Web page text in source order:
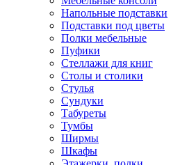
Напольные подставки
Подставки под цветы
Полки мебельные
Пуфики
Стеллажи для книг
Столы и столики
Стулья
Сундуки
Табуреты
Тумбы
Ширмы
Шкафы